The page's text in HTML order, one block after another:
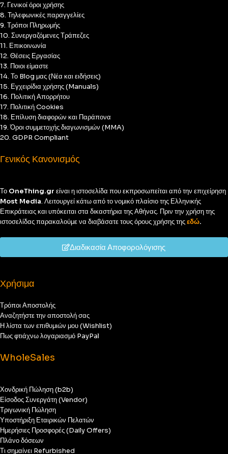
7. Γενικοί όροι χρήσης
8. Τηλεφωνικές παραγγελίες
9. Τρόποι Πληρωμής
10. Συνεργαζόμενες Τράπεζες
11. Επικοινωνία
12. Θέσεις Εργασίας
13. Ποιοι είμαστε
14. Το Blog μας (Νέα και ειδήσεις)
15. Εγχειρίδια χρήσης (Manuals)
16. Πολιτική Απορρήτου
17. Πολιτική Cookies
18. Επίλυση διαφορών και Παράπονα
19. Όροι συμμετοχής διαγωνισμών (MMA)
20. GDPR Compliant
Γενικός Κανονισμός
Το OneThing.gr είναι η ιστοσελίδα που εκπροσωπείται από την επιχείρηση
Most Media. Λειτουργεί κάτω από το νομικό πλαίσιο της Ελληνικής
Επικράτειας και υπόκειται στα δικαστήρια της Αθήνας. Πριν την χρήση της
ιστοσελίδας παρακαλούμε να διαβάσατε τους όρους χρήσης τηςεδώ.
Διαδικασία Αποφορολόγισης
Χρήσιμα
Τρόποι Αποστολής
Αναζητήστε την αποστολή σας
Η λίστα των επιθυμιών μου (Wishlist)
Πως φτιάχνω λογαριασμό PayPal
WholeSales
Χονδρική Πώληση (b2b)
Είσοδος Συνεργάτη (Vendor)
Τριγωνική Πώληση
Υποστήριξη Εταιρικών Πελατών
Ημερήσιες Προσφορές (Daily Offers)
Πλάνο δόσεων
Τι σημαίνει Refurbished